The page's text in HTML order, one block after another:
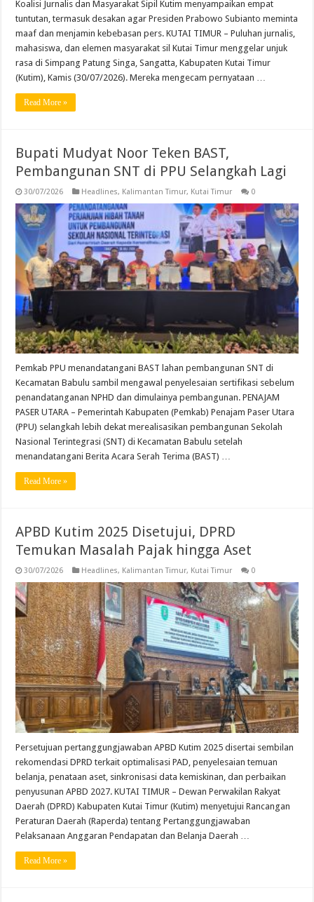
Koalisi Jurnalis dan Masyarakat Sipil Kutim menyampaikan empat
tuntutan, termasuk desakan agar Presiden Prabowo Subianto meminta
maaf dan menjamin kebebasan pers. KUTAI TIMUR – Puluhan jurnalis,
mahasiswa, dan elemen masyarakat sil Kutai Timur menggelar unjuk
rasa di Simpang Patung Singa, Sangatta, Kabupaten Kutai Timur
(Kutim), Kamis (30/07/2026). Mereka mengecam pernyataan …
Read More »
Bupati Mudyat Noor Teken BAST,
Pembangunan SNT di PPU Selangkah Lagi
30/07/2026 Headlines, Kalimantan Timur, Kutai Timur 0
Pemkab PPU menandatangani BAST lahan pembangunan SNT di
Kecamatan Babulu sambil mengawal penyelesaian sertifikasi sebelum
penandatanganan NPHD dan dimulainya pembangunan. PENAJAM
PASER UTARA – Pemerintah Kabupaten (Pemkab) Penajam Paser Utara
(PPU) selangkah lebih dekat merealisasikan pembangunan Sekolah
Nasional Terintegrasi (SNT) di Kecamatan Babulu setelah
menandatangani Berita Acara Serah Terima (BAST) …
Read More »
APBD Kutim 2025 Disetujui, DPRD
Temukan Masalah Pajak hingga Aset
30/07/2026 Headlines, Kalimantan Timur, Kutai Timur 0
Persetujuan pertanggungjawaban APBD Kutim 2025 disertai sembilan
rekomendasi DPRD terkait optimalisasi PAD, penyelesaian temuan
belanja, penataan aset, sinkronisasi data kemiskinan, dan perbaikan
penyusunan APBD 2027. KUTAI TIMUR – Dewan Perwakilan Rakyat
Daerah (DPRD) Kabupaten Kutai Timur (Kutim) menyetujui Rancangan
Peraturan Daerah (Raperda) tentang Pertanggungjawaban
Pelaksanaan Anggaran Pendapatan dan Belanja Daerah …
Read More »